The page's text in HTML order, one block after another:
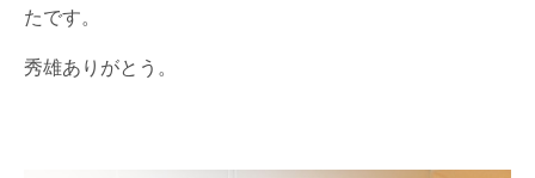
たです。
秀雄ありがとう。